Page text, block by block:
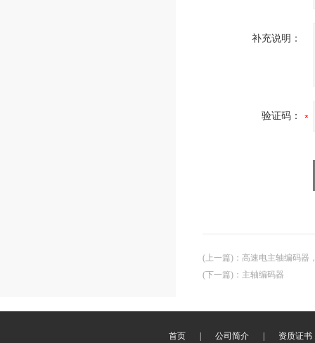
补充说明：
验证码：
(上一篇) ： 高速电主轴编码器
(下一篇) ： 主轴编码器
首页 公司简介 资质证书